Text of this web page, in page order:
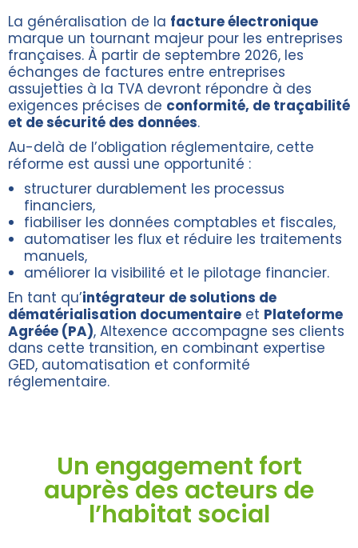
La généralisation de la facture électronique
marque un tournant majeur pour les entreprises
françaises. À partir de septembre 2026, les
échanges de factures entre entreprises
assujetties à la TVA devront répondre à des
exigences précises de conformité, de traçabilité
et de sécurité des données.
Au-delà de l’obligation réglementaire, cette
réforme est aussi une opportunité :
structurer durablement les processus
financiers,
fiabiliser les données comptables et fiscales,
automatiser les flux et réduire les traitements
manuels,
améliorer la visibilité et le pilotage financier.
En tant qu’intégrateur de solutions de
dématérialisation documentaire et Plateforme
Agréée (PA), Altexence accompagne ses clients
dans cette transition, en combinant expertise
GED, automatisation et conformité
réglementaire.
Un engagement fort
auprès des acteurs de
l’habitat social